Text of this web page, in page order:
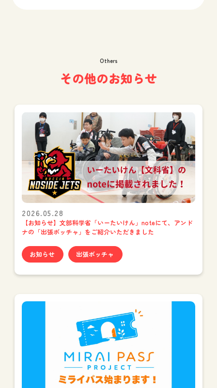
Others
その他のお知らせ
2026.05.28
【お知らせ】文部科学省「いーたいけん」noteにて、アンド
ナの「出張ボッチャ」をご紹介いただきました
お知らせ 出張ボッチャ